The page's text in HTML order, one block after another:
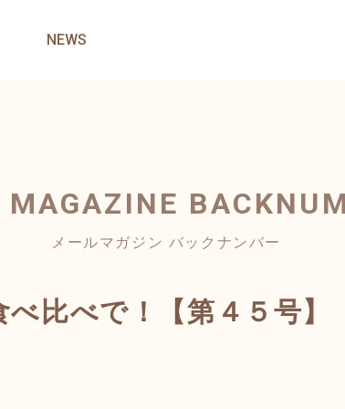
NEWS
メールマガジン バックナンバー
比べで！【第４５号】